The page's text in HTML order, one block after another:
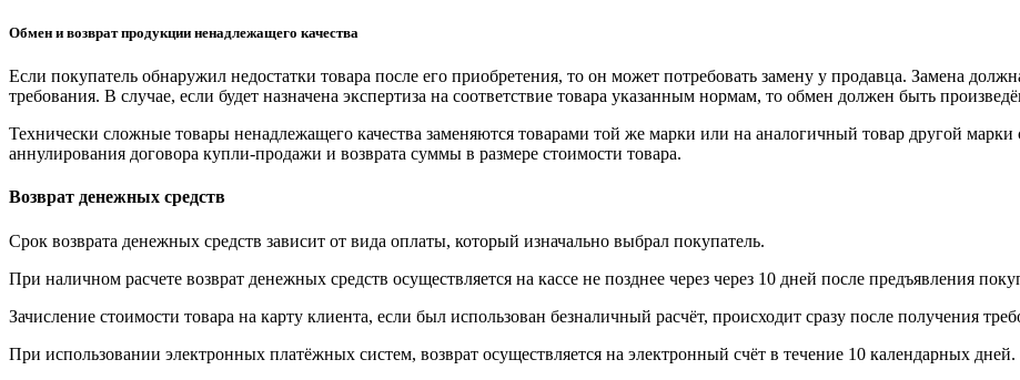
Обмен и возврат продукции ненадлежащего качества
Если покупатель обнаружил недостатки товара после его приобретения, то он может потребовать замену у продавца. Замена
требования. В случае, если будет назначена экспертиза на соответствие товара указанным нормам, то обмен должен быть
Технически сложные товары ненадлежащего качества заменяются товарами той же марки или на аналогичный товар другой марки
аннулирования договора купли-продажи и возврата суммы в размере стоимости товара.
Возврат денежных средств
Срок возврата денежных средств зависит от вида оплаты, который изначально выбрал покупатель.
При наличном расчете возврат денежных средств осуществляется на кассе не позднее через через 10 дней после предъявления
Зачисление стоимости товара на карту клиента, если был использован безналичный расчёт, происходит сразу после получения
При использовании электронных платёжных систем, возврат осуществляется на электронный счёт в течение 10 календарных дней.